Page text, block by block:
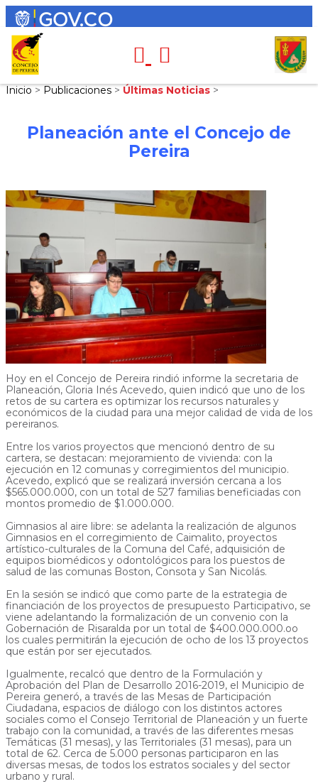
Inicio > Publicaciones > Últimas Noticias >
Planeación ante el Concejo de
Pereira
Hoy en el Concejo de Pereira rindió informe la secretaria de
Planeación, Gloria Inés Acevedo, quien indicó que uno de los
retos de su cartera es optimizar los recursos naturales y
económicos de la ciudad para una mejor calidad de vida de los
pereiranos.
Entre los varios proyectos que mencionó dentro de su
cartera, se destacan: mejoramiento de vivienda: con la
ejecución en 12 comunas y corregimientos del municipio.
Acevedo, explicó que se realizará inversión cercana a los
$565.000.000, con un total de 527 familias beneficiadas con
montos promedio de $1.000.000.
Gimnasios al aire libre: se adelanta la realización de algunos
Gimnasios en el corregimiento de Caimalito, proyectos
artístico-culturales de la Comuna del Café, adquisición de
equipos biomédicos y odontológicos para los puestos de
salud de las comunas Boston, Consota y San Nicolás.
En la sesión se indicó que como parte de la estrategia de
financiación de los proyectos de presupuesto Participativo, se
viene adelantando la formalización de un convenio con la
Gobernación de Risaralda por un total de $400.000.000.oo
los cuales permitirán la ejecución de ocho de los 13 proyectos
que están por ser ejecutados.
Igualmente, recalcó que dentro de la Formulación y
Aprobación del Plan de Desarrollo 2016-2019, el Municipio de
Pereira generó, a través de las Mesas de Participación
Ciudadana, espacios de diálogo con los distintos actores
sociales como el Consejo Territorial de Planeación y un fuerte
trabajo con la comunidad, a través de las diferentes mesas
Temáticas (31 mesas), y las Territoriales (31 mesas), para un
total de 62. Cerca de 5.000 personas participaron en las
diversas mesas, de todos los estratos sociales y del sector
urbano y rural.